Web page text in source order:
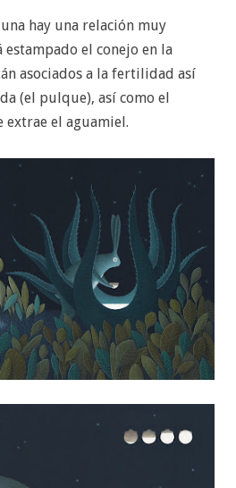
hay una relación muy
estampado el conejo en la
asociados a la fertilidad así
(el pulque), así como el
extrae el aguamiel.